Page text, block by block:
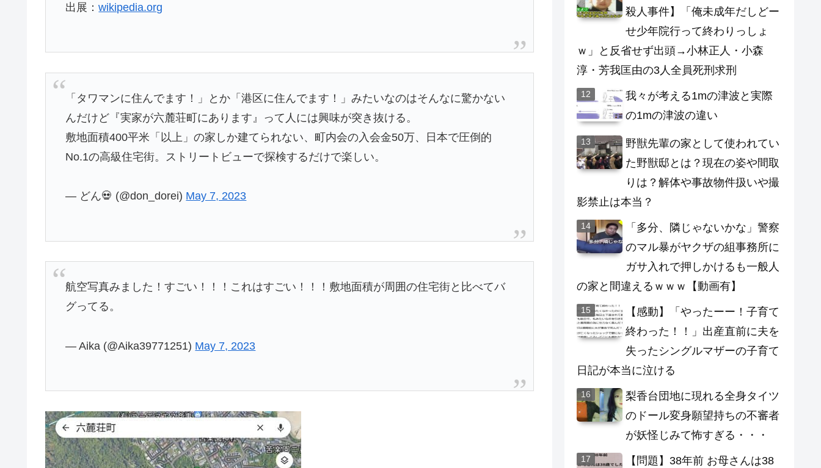
出展：wikipedia.org
「タワマンに住んでます！」とか「港区に住んでます！」みたいなのはそんなに驚かない
んだけど『実家が六麓荘町にあります』って人には興味が突き抜ける。
敷地面積400平米「以上」の家しか建てられない、町内会の入会金50万、日本で圧倒的
No.1の高級住宅街。ストリートビューで探検するだけで楽しい。
— どん💀 (@don_dorei) May 7, 2023
航空写真みました！すごい！！！これはすごい！！！敷地面積が周囲の住宅街と比べてバ
グってる。
— Aika (@Aika39771251) May 7, 2023
殺人事件】「俺未成年だしどー
せ少年院行って終わりっしょ
ｗ」と反省せず出頭→小林正人・小森
淳・芳我匡由の3人全員死刑求刑
我々が考える1mの津波と実際
の1mの津波の違い
野獣先輩の家として使われてい
た野獣邸とは？現在の姿や間取
りは？解体や事故物件扱いや撮
影禁止は本当？
「多分、隣じゃないかな」警察
のマル暴がヤクザの組事務所に
ガサ入れで押しかけるも一般人
の家と間違えるｗｗｗ【動画有】
【感動】「やったーー！子育て
終わった！！」出産直前に夫を
失ったシングルマザーの子育て
日記が本当に泣ける
梨香台団地に現れる全身タイツ
のドール変身願望持ちの不審者
が妖怪じみて怖すぎる・・・
【問題】38年前 お母さんは38